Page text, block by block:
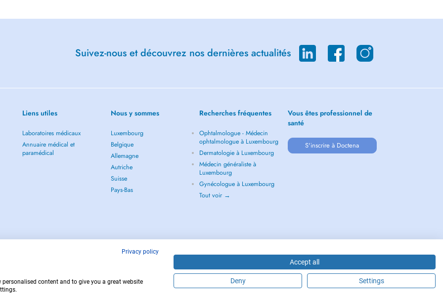
sport. En cas d'absence vous
currently in charge of SWIFT
at the Functional and
conditions, from
or post-surgical
issues as well as rehabilitation
an active role in your
to your condition.
and an educational
Suivez-nous et découvrez nos dernières actualités
Liens utiles
Laboratoires médicaux
Annuaire médical et
paramédical
Nous y sommes
Luxembourg
Belgique
Allemagne
Autriche
Suisse
Pays-Bas
Recherches fréquentes
Ophtalmologue - Médecin
ophtalmologue à Luxembourg
Dermatologie à Luxembourg
Médecin généraliste à
Luxembourg
Gynécologue à Luxembourg
Tout voir →
Vous êtes professionnel de
santé
S'inscrire à Doctena
Copyright © 2026 - DOCTENA S.A. 42, Rue de la Vallée, L-2661 Luxembourg
Privacy policy
content and to give you a great website
Accept all
Deny Settings